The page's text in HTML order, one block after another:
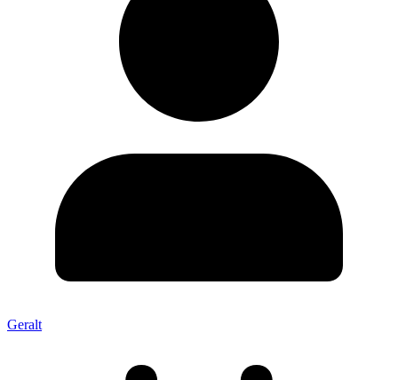
Geralt